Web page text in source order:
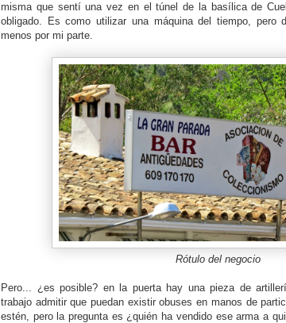
misma que sentí una vez en el túnel de la basílica de
obligado. Es como utilizar una máquina del tiempo, pero
menos por mi parte.
Rótulo del negocio
Pero... ¿es posible? en la puerta hay una pieza de
trabajo admitir que puedan existir obuses en manos de
estén, pero la pregunta es ¿quién ha vendido ese arma a